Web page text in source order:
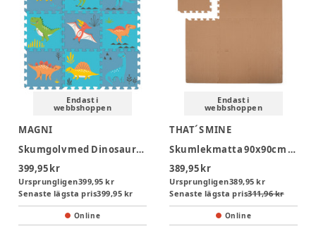
Endast i
webbshoppen
MAGNI
Skumgolv med Dinosaurier 9 delar
399,95 kr
Ursprungligen399,95 kr
Senaste lägsta pris399,95 kr
Online
Endast i
webbshoppen
THAT´S MINE
Skumlekmatta 90x90cm - Light Brown
389,95 kr
Ursprungligen389,95 kr
Senaste lägsta pris311,96 kr
Online